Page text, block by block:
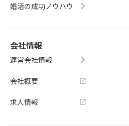
婚活の成功ノウハウ
会社情報
運営会社情報
会社概要
求人情報